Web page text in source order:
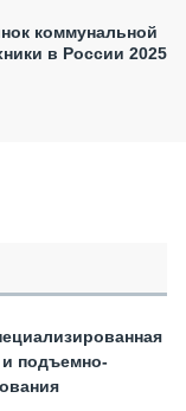
коммунальной
в России 2025
и подъемно-